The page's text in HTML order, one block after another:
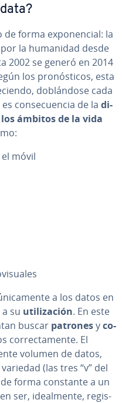
de forma ex­po­ne­n­cial: la
la humanidad desde
2002 se generó en 2014
los pro­nó­s­ti­cos, esta
do­blá­n­do­se cada
co­n­se­cue­n­cia de la di­
ámbitos de la vida
móvil
a los datos en
a su uti­li­za­ción. En este
buscar patronesyco­
co­rre­c­ta­me­n­te. El
volumen de datos,
(las tres “v” del
forma constante a un
ser, idea­l­me­n­te, re­gi­s­